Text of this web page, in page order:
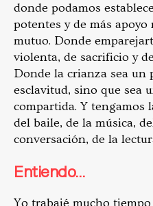
donde podamos
potentes y de más
mutuo. Donde
violenta, de sacrificio y
Donde la crianza sea un
esclavitud, sino que sea
compartida. Y
del baile, de la música,
conversación, de la
Entiendo…
Yo trabajé mucho